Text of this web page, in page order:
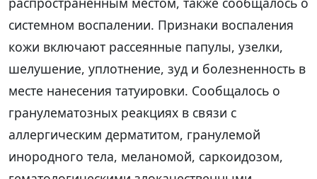
системном воспалении. Признаки воспаления
кожи включают рассеянные папулы, узелки,
шелушение, уплотнение, зуд и болезненность в
месте нанесения татуировки. Сообщалось о
гранулематозных реакциях в связи с
аллергическим дерматитом, гранулемой
инородного тела, меланомой, саркоидозом,